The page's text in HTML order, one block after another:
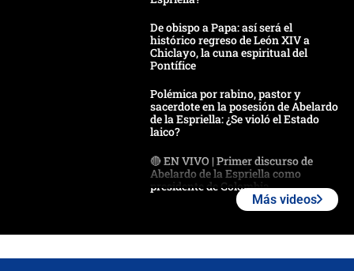
De obispo a Papa: así será el
histórico regreso de León XIV a
Chiclayo, la cuna espiritual del
Pontífice
Polémica por rabino, pastor y
sacerdote en la posesión de Abelardo
de la Espriella: ¿Se violó el Estado
laico?
🔴 EN VIVO | Primer discurso de
Abelardo de la Espriella como
presidente de Colombia
Espriella en Cali inicia la
Más videos